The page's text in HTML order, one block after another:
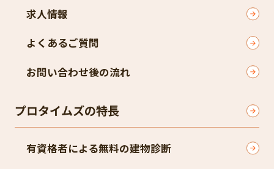
求人情報
よくあるご質問
お問い合わせ後の流れ
プロタイムズの特長
有資格者による無料の建物診断